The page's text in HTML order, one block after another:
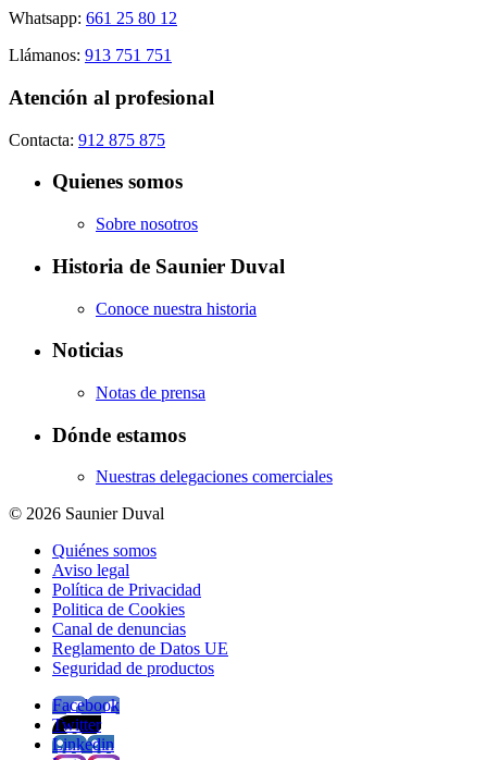
Whatsapp: 661 25 80 12
Llámanos: 913 751 751
Atención al profesional
Contacta: 912 875 875
Quienes somos
Sobre nosotros
Historia de Saunier Duval
Conoce nuestra historia
Noticias
Notas de prensa
Dónde estamos
Nuestras delegaciones comerciales
© 2026 Saunier Duval
Quiénes somos
Aviso legal
Política de Privacidad
Politica de Cookies
Canal de denuncias
Reglamento de Datos UE
Seguridad de productos
Facebook
Twitter
Linkedin